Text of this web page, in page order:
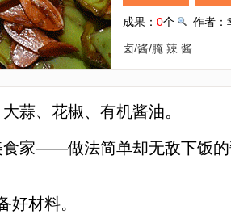
成果： 0个 作者
卤/酱/腌 辣 酱
蒜、花椒、有机酱油。
食家——做法简单却无敌下饭的
好材料。